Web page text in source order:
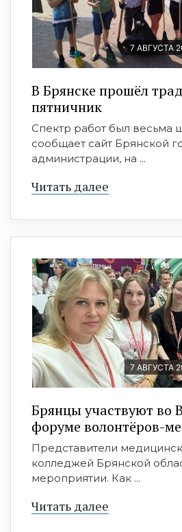
7 АВГУСТА
В Брянске прошёл
пятничник
Спектр работ был весьма
сообщает сайт Брянской
администрации, на ...
Читать далее
7 АВГУСТА
Брянцы участвуют во
форуме волонтёров-
Представители
колледжей Брянской
мероприятии. Как ...
Читать далее